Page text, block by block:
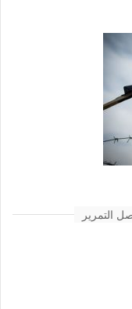
التمرير